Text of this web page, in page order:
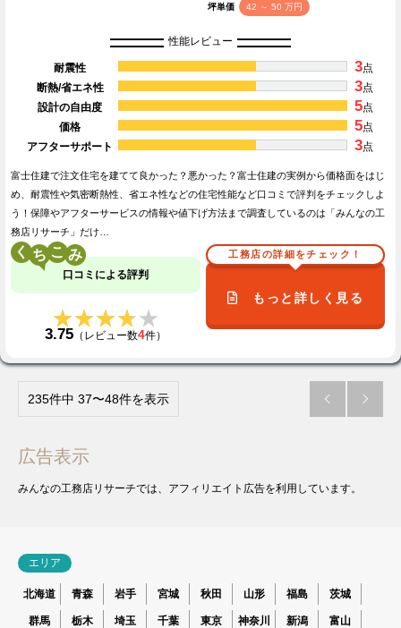
坪単価 42 ～ 50 万円
性能レビュー
耐震性 3点
断熱/省エネ性
3点
設計の自由度
5点
価格
5点
アフターサポート
3点
富士住建で注文住宅を建てて良かった？悪かった？富士住建の実例から価格面をはじ
め、耐震性や気密断熱性、省エネ性などの住宅性能など口コミで評判をチェックしよ
う！保障やアフターサービスの情報や値下げ方法まで調査しているのは「みんなの工
務店リサーチ」だけ…
く こ
口コミによる評判
★★★★★
★★★★★
3.75 （レビュー数4件）
工務店の詳細をチェック！
もっと詳しく見る
235件中 37〜48件を表示  
広告表示
みんなの工務店リサーチでは、アフィリエイト広告を利用しています。
エリア
北海道 青森 岩手 宮城 秋田 山形 福島 茨城
群馬 栃木 埼玉 千葉 東京 神奈川 新潟 富山